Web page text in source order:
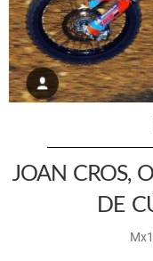
JOAN CROS,
DE